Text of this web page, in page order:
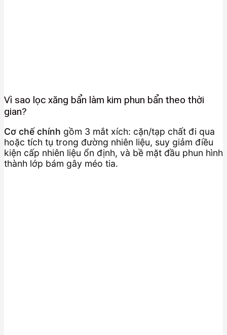
Vì sao lọc xăng bẩn làm kim phun bẩn theo thời
gian?
Cơ chế chính gồm 3 mắt xích: cặn/tạp chất đi qua
hoặc tích tụ trong đường nhiên liệu, suy giảm điều
kiện cấp nhiên liệu ổn định, và bề mặt đầu phun hình
thành lớp bám gây méo tia.